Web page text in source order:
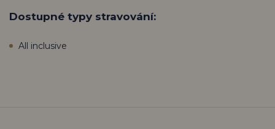
Dostupné typy stravování:
All inclusive